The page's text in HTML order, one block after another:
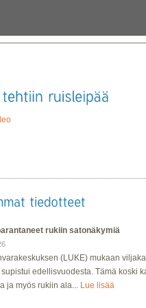
rukiin satonäkymiä
(LUKE) mukaan
edellisvuodesta. Tämä koski
ja myös rukiin ala... Lue lisää